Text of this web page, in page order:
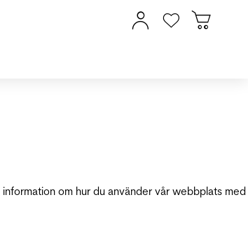
om hur du använder vår webbplats med